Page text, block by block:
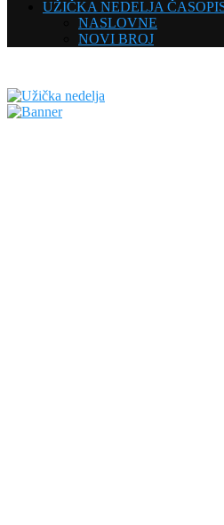
UŽIČKA NEDELJA
NASLOVNE
NOVI BROJ